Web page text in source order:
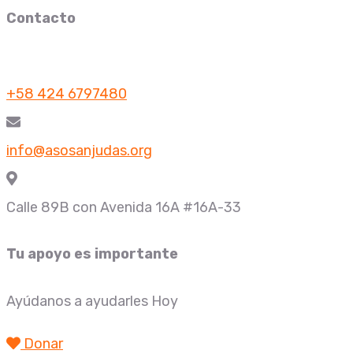
Contacto
+58 424 6797480
info@asosanjudas.org
Calle 89B con Avenida 16A #16A-33
Tu apoyo es importante
Ayúdanos a ayudarles Hoy
Donar